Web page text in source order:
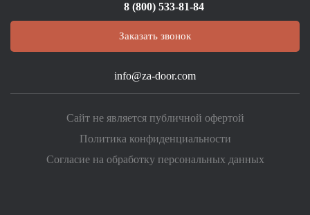
8 (800) 533-81-84
Заказать звонок
info@za-door.com
Сайт не является публичной офертой
Политика конфиденциальности
Согласие на обработку персональных данных